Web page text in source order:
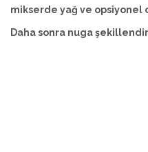
mikserde yağ ve opsiyonel
Daha sonra nuga